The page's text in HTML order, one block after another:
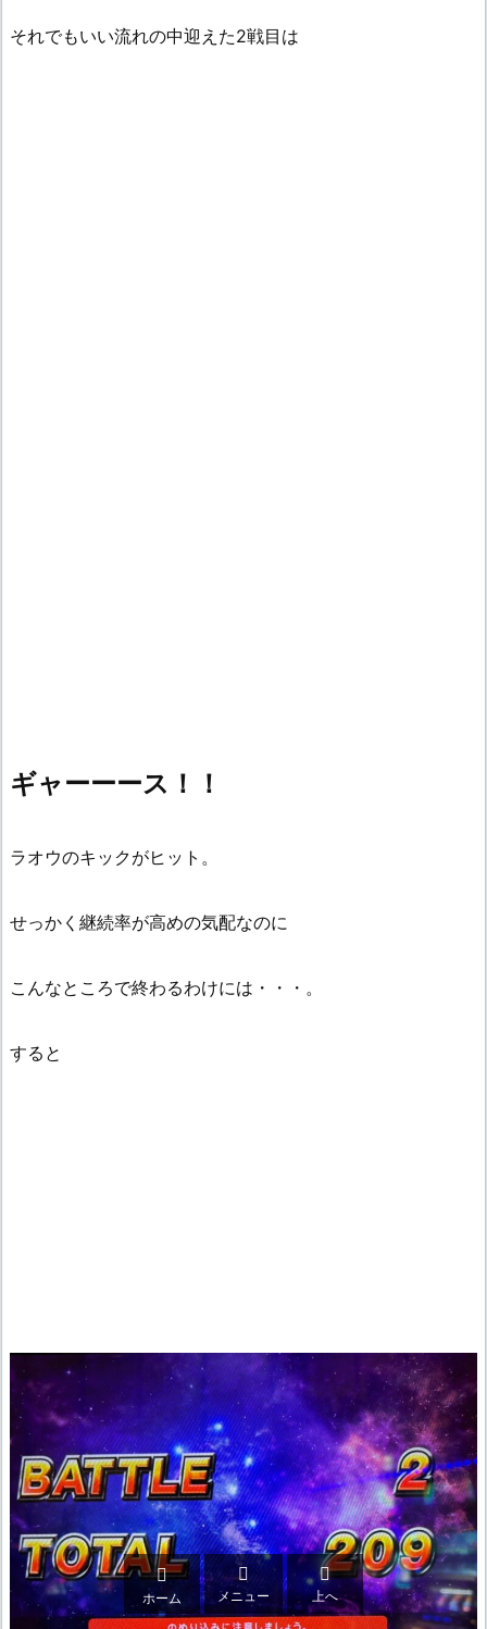
それでもいい流れの中迎えた2戦目は
ギャーーース！！
ラオウのキックがヒット。
せっかく継続率が高めの気配なのに
こんなところで終わるわけには・・・。
すると

ホーム

メニュー

上へ